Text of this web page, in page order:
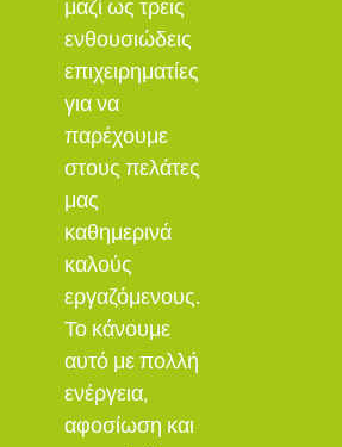
μαζί ως τρεις
ενθουσιώδεις
επιχειρηματίες
για να
παρέχουμε
στους πελάτες
μας
καθημερινά
καλούς
εργαζόμενους.
Το κάνουμε
αυτό με πολλή
ενέργεια,
αφοσίωση και